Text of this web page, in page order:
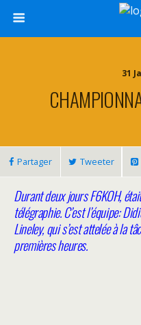
31
Partager Tweeter
Durant deux jours F6KOH,
télégraphie. C’est l’équipe:
Lineley, qui s’est attelée à la
premières heures.